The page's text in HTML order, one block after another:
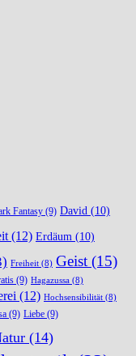
Fantasy (9) David (10)
(12) Erdäum (10)
Freiheit (8) Geist (15)
(9) Hagazussa (8)
(12) Hochsensibilität (8)
(9) Liebe (9)
(14)